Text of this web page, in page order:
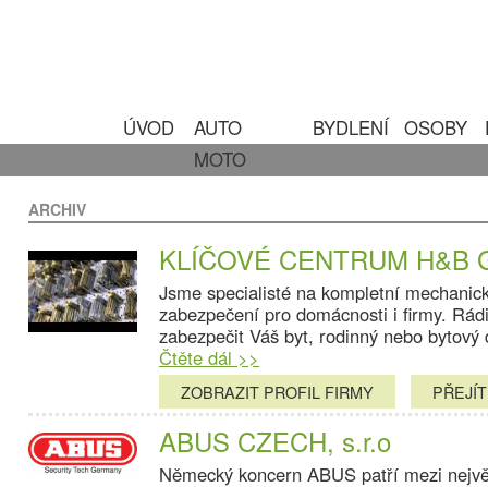
ÚVOD
AUTO
MOTO
BYDLENÍ OSOBY
ARCHIV
KLÍČOVÉ CENTRUM H&B
Jsme specialisté na kompletní
zabezpečení pro domácnosti i firmy.
zabezpečit Váš byt, rodinný nebo
Čtěte dál >>
ZOBRAZIT PROFIL FIRMY
ABUS CZECH, s.r.o
Německý koncern ABUS patří mezi